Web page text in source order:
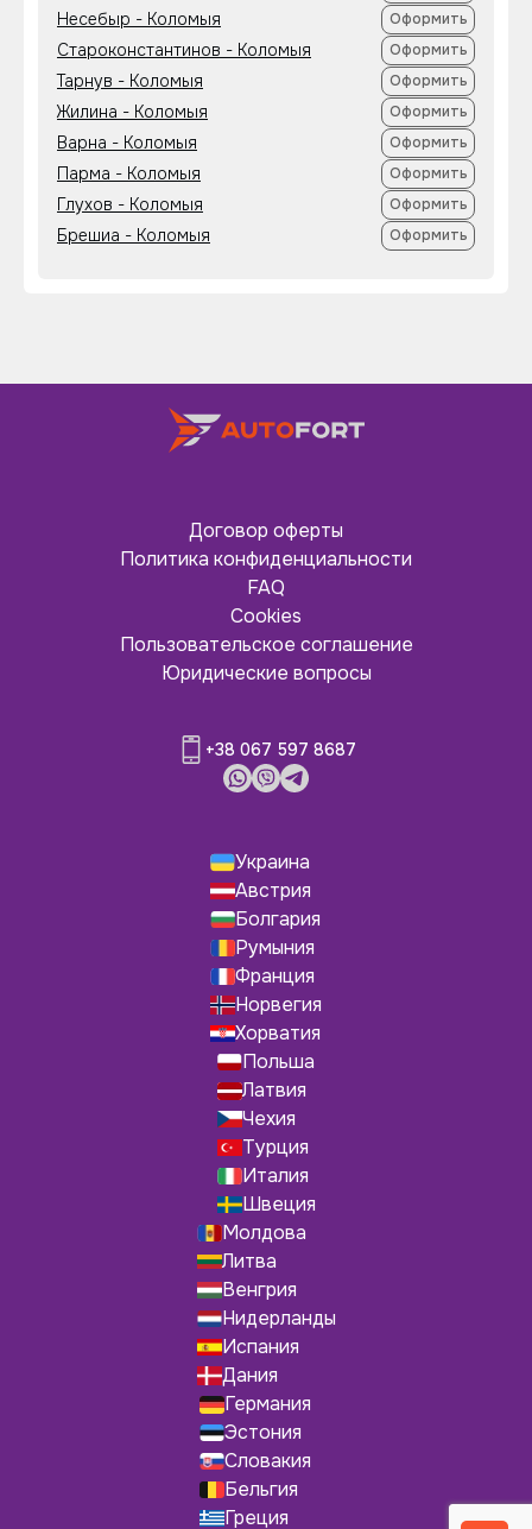
Несебыр - Коломыя Оформить
Староконстантинов - Коломыя Оформить
Тарнув - Коломыя Оформить
Жилина - Коломыя Оформить
Варна - Коломыя Оформить
Парма - Коломыя Оформить
Глухов - Коломыя Оформить
Брешиа - Коломыя Оформить
Договор оферты
Политика конфиденциальности
FAQ
Cookies
Пользовательское соглашение
Юридические вопросы
+38 067 597 8687
Украина
Австрия
Болгария
Румыния
Франция
Норвегия
Хорватия
Польша
Латвия
Чехия
Турция
Италия
Швеция
Молдова
Литва
Венгрия
Нидерланды
Испания
Дания
Германия
Эстония
Словакия
Бельгия
Греция